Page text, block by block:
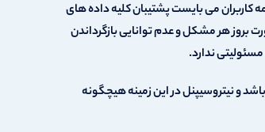
کاربران می بایست پشتیبان کلیه داده های
بروز هر مشکل و عدم توانایی بازگرداندن
ندارد.
و نیتروسیپنل در این زمینه هیچگونه